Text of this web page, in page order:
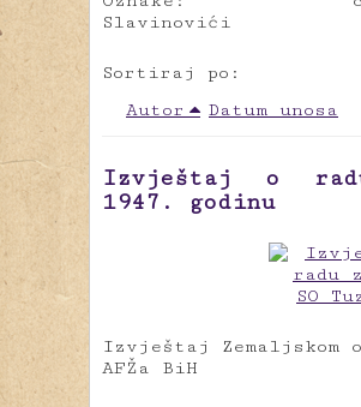
Slavinovići
Sortiraj po:
Autor
Datum unosa
Izvještaj o
1947. godinu
Izvještaj Zemaljskom
AFŽa BiH